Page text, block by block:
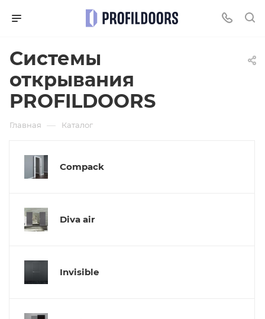
Системы
открывания
PROFILDOORS
Главная — Каталог
Compack
Diva air
Invisible